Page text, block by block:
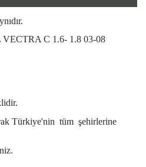
C 1.6- 1.8 03-08
Türkiye'nin tüm şehirlerine